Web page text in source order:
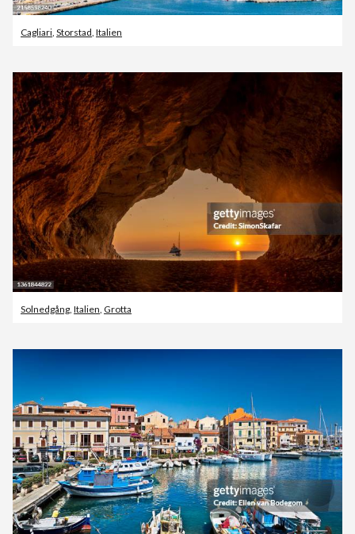
Cagliari Storstad Italien
Solnedgång, Italien, Grotta